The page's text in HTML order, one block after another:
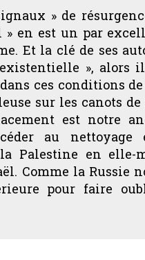
» de
en est un par
Et la clé de ses
», alors
ces conditions
sur les canots
est notre
au nettoyage
Palestine en elle-
Comme la Russie
pour faire